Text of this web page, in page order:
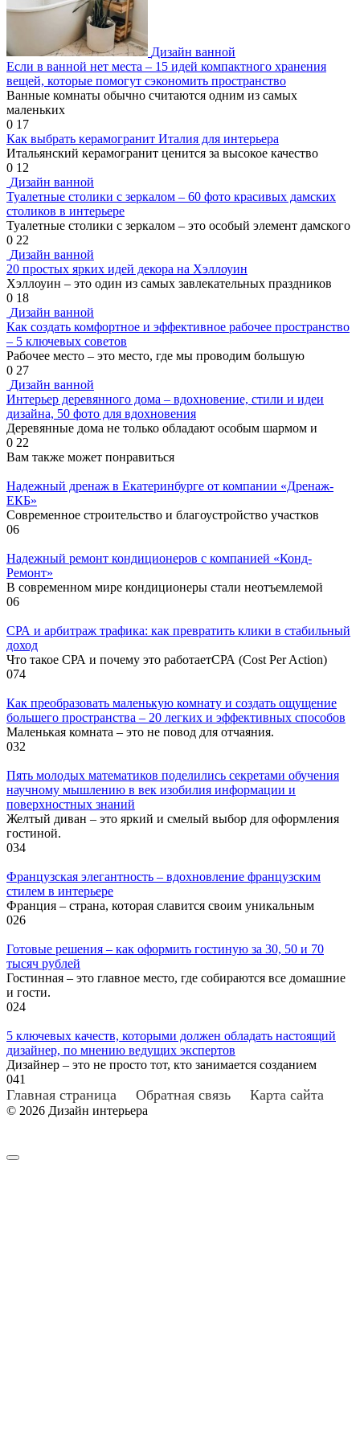
Дизайн ванной
Если в ванной нет места – 15 идей компактного хранения
вещей, которые помогут сэкономить пространство
Ванные комнаты обычно считаются одним из самых
маленьких
0 17
Как выбрать керамогранит Италия для интерьера
Итальянский керамогранит ценится за высокое качество
0 12
Дизайн ванной
Туалетные столики с зеркалом – 60 фото красивых дамских
столиков в интерьере
Туалетные столики с зеркалом – это особый элемент дамского
0 22
Дизайн ванной
20 простых ярких идей декора на Хэллоуин
Хэллоуин – это один из самых завлекательных праздников
0 18
Дизайн ванной
Как создать комфортное и эффективное рабочее пространство
– 5 ключевых советов
Рабочее место – это место, где мы проводим большую
0 27
Дизайн ванной
Интерьер деревянного дома – вдохновение, стили и идеи
дизайна, 50 фото для вдохновения
Деревянные дома не только обладают особым шармом и
0 22
Вам также может понравиться
Надежный дренаж в Екатеринбурге от компании «Дренаж-
ЕКБ»
Современное строительство и благоустройство участков
06
Надежный ремонт кондиционеров с компанией «Конд-
Ремонт»
В современном мире кондиционеры стали неотъемлемой
06
СРА и арбитраж трафика: как превратить клики в стабильный
доход
Что такое СРА и почему это работаетСРА (Cost Per Action)
074
Как преобразовать маленькую комнату и создать ощущение
большего пространства – 20 легких и эффективных способов
Маленькая комната – это не повод для отчаяния.
032
Пять молодых математиков поделились секретами обучения
научному мышлению в век изобилия информации и
поверхностных знаний
Желтый диван – это яркий и смелый выбор для оформления
гостиной.
034
Французская элегантность – вдохновление французским
стилем в интерьере
Франция – страна, которая славится своим уникальным
026
Готовые решения – как оформить гостиную за 30, 50 и 70
тысяч рублей
Гостинная – это главное место, где собираются все домашние
и гости.
024
5 ключевых качеств, которыми должен обладать настоящий
дизайнер, по мнению ведущих экспертов
Дизайнер – это не просто тот, кто занимается созданием
041
Главная страница Обратная связь Карта сайта
© 2026 Дизайн интерьера